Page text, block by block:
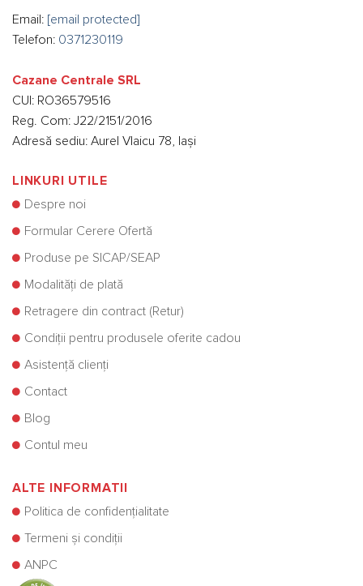
Email: [email protected]
Telefon: 0371230119
Cazane Centrale SRL
CUI: RO36579516
Reg. Com: J22/2151/2016
Adresă sediu: Aurel Vlaicu 78, Iași
LINKURI UTILE
Despre noi
Formular Cerere Ofertă
Produse pe SICAP/SEAP
Modalități de plată
Retragere din contract (Retur)
Condiții pentru produsele oferite cadou
Asistență clienți
Contact
Blog
Contul meu
ALTE INFORMATII
Politica de confidențialitate
Termeni și condiții
ANPC